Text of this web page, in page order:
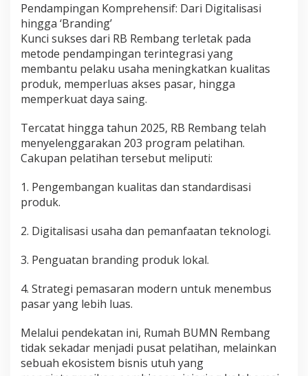
Pendampingan Komprehensif: Dari Digitalisasi
hingga ‘Branding’
Kunci sukses dari RB Rembang terletak pada
metode pendampingan terintegrasi yang
membantu pelaku usaha meningkatkan kualitas
produk, memperluas akses pasar, hingga
memperkuat daya saing.
Tercatat hingga tahun 2025, RB Rembang telah
menyelenggarakan 203 program pelatihan.
Cakupan pelatihan tersebut meliputi:
1. Pengembangan kualitas dan standardisasi
produk.
2. Digitalisasi usaha dan pemanfaatan teknologi.
3. Penguatan branding produk lokal.
4. Strategi pemasaran modern untuk menembus
pasar yang lebih luas.
Melalui pendekatan ini, Rumah BUMN Rembang
tidak sekadar menjadi pusat pelatihan, melainkan
sebuah ekosistem bisnis utuh yang